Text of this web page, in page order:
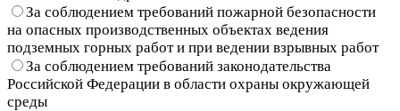
За соблюдением требований пожарной безопасности
на опасных производственных объектах ведения
подземных горных работ и при ведении взрывных работ
За соблюдением требований законодательства
Российской Федерации в области охраны окружающей
среды